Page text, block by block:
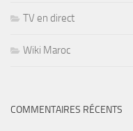
TV en direct
Wiki Maroc
COMMENTAIRES RÉCENTS